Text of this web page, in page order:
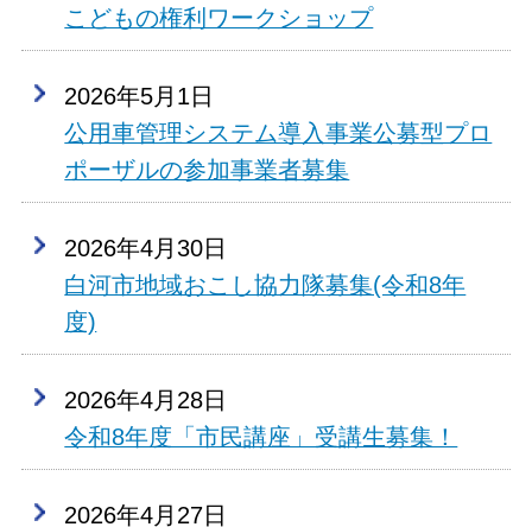
こどもの権利ワークショップ
2026年5月1日
公用車管理システム導入事業公募型プロ
ポーザルの参加事業者募集
2026年4月30日
白河市地域おこし協力隊募集(令和8年
度)
2026年4月28日
令和8年度「市民講座」受講生募集！
2026年4月27日